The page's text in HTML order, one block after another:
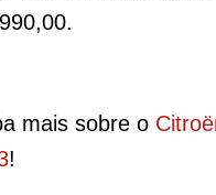
mais sobre o
!